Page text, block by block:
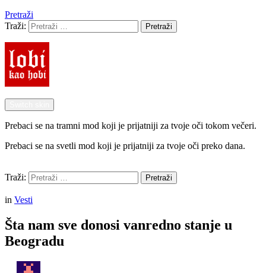
Pretraži
Traži:
Pretraži
Prebaci se na tramni mod koji je prijatniji za tvoje oči tokom večeri.
Prebaci se na svetli mod koji je prijatniji za tvoje oči preko dana.
Traži:
Pretraži
in Vesti
Šta nam sve donosi vanredno stanje u
Beogradu